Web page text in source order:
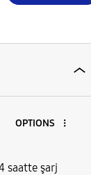
OPTIONS
saatte şarj